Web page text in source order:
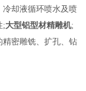
冷却液循环喷水及喷
;大型铝型材精雕机;
精密雕铣、扩孔、钻